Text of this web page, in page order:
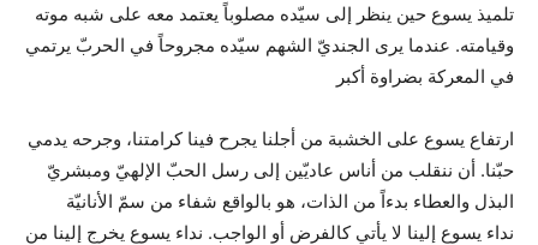
تلميذ يسوع حين ينظر إلى سيّده مصلوباً يعتمد معه على شبه موته
وقيامته. عندما يرى الجنديّ الشهم سيّده مجروحاً في الحربّ يرتمي
في المعركة بضراوة أكبر
ارتفاع يسوع على الخشبة من أجلنا يجرح فينا كرامتنا، وجرحه يدمي
حبّنا. أن ننقلب من أناس عاديّين إلى رسل الحبّ الإلهيّ ومبشريّ
البذل والعطاء بدءاً من الذات، هو بالواقع شفاء من سمّ الأنانيّة
نداء يسوع إلينا لا يأتي كالفرض أو الواجب. نداء يسوع يخرج إلينا من